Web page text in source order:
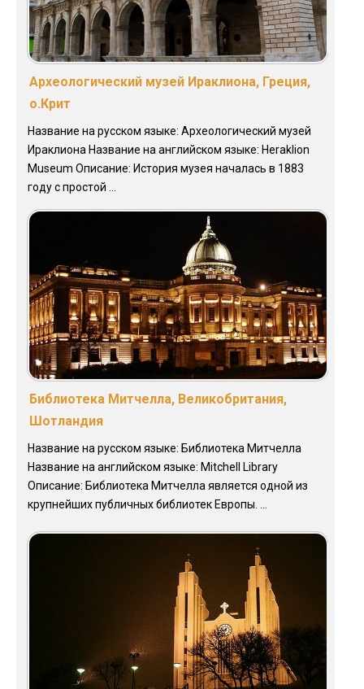
Археологический музей Ираклиона, Греция,
о.Крит
Название на русском языке: Археологический музей
Ираклиона Название на английском языке: Heraklion
Museum Описание: История музея началась в 1883
году с простой ...
Библиотека Митчелла, Великобритания,
Шотландия
Название на русском языке: Библиотека Митчелла
Название на английском языке: Mitchell Library
Описание: Библиотека Митчелла является одной из
крупнейших публичных библиотек Европы. ...